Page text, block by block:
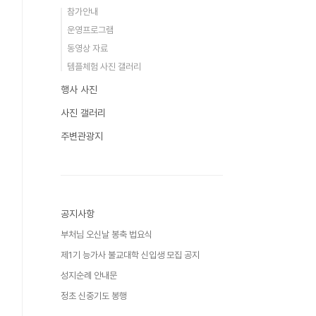
참가안내
운영프로그램
동영상 자료
템플체험 사진 갤러리
행사 사진
사진 갤러리
주변관광지
공지사항
부처님 오신날 봉축 법요식
제1기 능가사 불교대학 신입생 모집 공지
성지순례 안내문
정초 신중기도 봉행